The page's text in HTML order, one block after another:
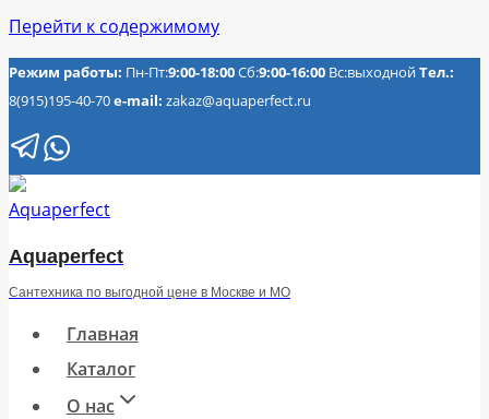
Перейти к содержимому
Режим работы: Пн-Пт:9:00-18:00Сб:9:00-16:00 Вс:выходнойТел.:
8(915)195-40-70e-mail: zakaz@aquaperfect.ru
Aquaperfect
Сантехника по выгодной цене в Москве и МО
Главная
Каталог
О нас